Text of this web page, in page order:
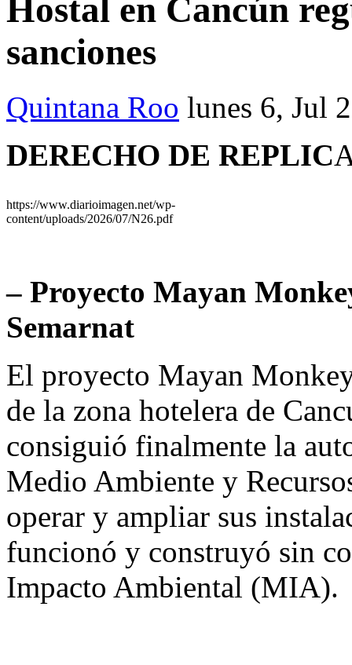
Hostal en Cancún
sanciones
Quintana Roo lunes 6, Jul
DERECHO DE REPLIC
https://www.diarioimagen.net/wp-
content/uploads/2026/07/N26.pdf
– Proyecto Mayan
Semarnat
El proyecto Mayan
de la zona hotelera de
consiguió finalmente la
Medio Ambiente y
operar y ampliar sus
funcionó y construyó sin
Impacto Ambiental (MIA).